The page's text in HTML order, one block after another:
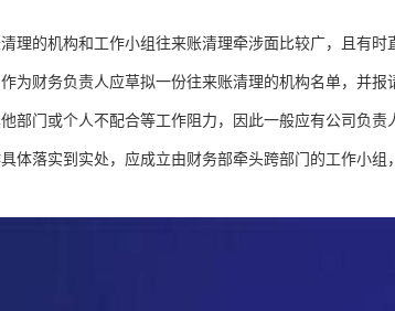
理的机构和工作小组往来账清理牵涉面比较广，且有
为财务负责人应草拟一份往来账清理的机构名单，并
部门或个人不配合等工作阻力，因此一般应有公司负
体落实到实处，应成立由财务部牵头跨部门的工作小